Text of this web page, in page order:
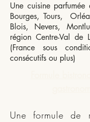
Une cuisine
Bourges, Tours,
Blois, Nevers,
région Centre-Val de
(France sous
consécutifs ou plus)
Une formule de